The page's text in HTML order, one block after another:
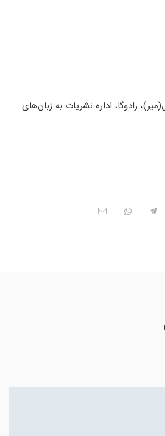
رادوگا، اداره نشریات به زبان‌های